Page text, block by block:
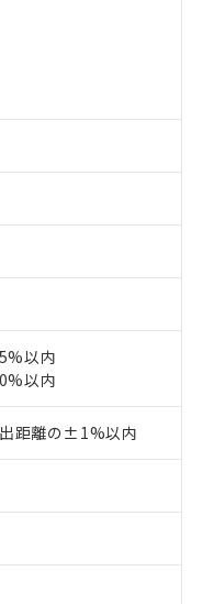
以内
以内
距離の±1%以内
利用ください。
載している更新日時点で
庫および標準価格とは異
のお取引先、またはお客
は「
事前の承諾なく第三者に漏
ス）をご利用いただくに
録された部品リストにつ
様との取引・商談に必要
共同利用に関して"
ウム(Cd) 100ppm以下、
1000ppm以下
用除外項目は除く。
的な使用がないことを確認してい
が前後することがあります。
ができます。
ので、過去に遡って非含
おりました。
いることから、特段のこ
準値以下であることを示し
準値を超えていることを示
合わせください。
) : 100ppm、
類) : 1000ppm、 PBDEs(ポリ臭
ソブチル) : 1000ppm、 BBP(フタ
値以下であることを示しま
が外部に漏えいし、環境
合わせください。
化学兵器、生物兵器また
合は、上記1、2および3
関係者が違法に輸出する
は、お客様のお取引先、ま
ださい)
を公開していない機種